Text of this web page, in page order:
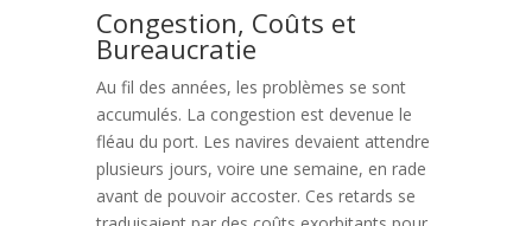
Congestion, Coûts et
Bureaucratie
Au fil des années, les problèmes se sont
accumulés. La congestion est devenue le
fléau du port. Les navires devaient attendre
plusieurs jours, voire une semaine, en rade
avant de pouvoir accoster. Ces retards se